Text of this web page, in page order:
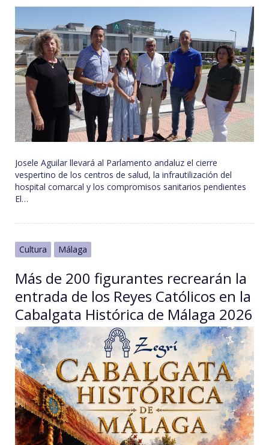
sus
personajes
Josele Aguilar llevará al Parlamento andaluz el cierre
vespertino de los centros de salud, la infrautilización del
hospital comarcal y los compromisos sanitarios pendientes
El…
Cultura Málaga
Más de 200 figurantes recrearán la
entrada de los Reyes Católicos en la
Cabalgata Histórica de Málaga 2026